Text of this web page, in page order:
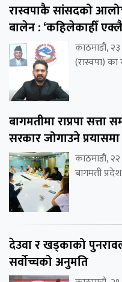
रास्वपाकै सांसदको
बालेन : ‘कहिलेकाहीँ
काठमाडौं, २३
(रास्वपा)
बागमतीमा राप्रपा सत्ता
सरकार जोगाउने प्रयासमा
काठमाडौं, २२
बागमती
देउवा र खड्काको
सर्वोच्चको अनुमति